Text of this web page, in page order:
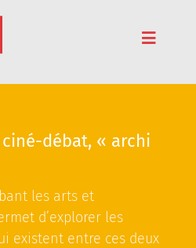
Toggle
ciné-débat, « archi
les arts et
d’explorer les
existent entre ces deux